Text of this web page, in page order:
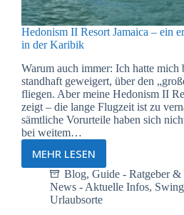
Hedonism II Resort Jamaica – ein
in der Karibik
Warum auch immer: Ich hatte mich
standhaft geweigert, über den
fliegen. Aber meine Hedonism II
zeigt – die lange Flugzeit ist zu
sämtliche Vorurteile haben sich
bei weitem…
MEHR LESEN
Hedonism
II
Resort
Jamaica
Blog, Guide - Ratgeber &
News - Aktuelle Infos,
Urlaubsorte